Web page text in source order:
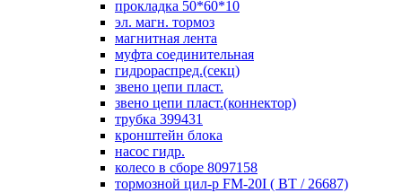
прокладка 50*60*10
эл. магн. тормоз
магнитная лента
муфта соединительная
гидрораспред.(секц)
звено цепи пласт.
звено цепи пласт.(коннектор)
трубка 399431
кронштейн блока
насос гидр.
колесо в сборе 8097158
тормозной цил-р FM-20I ( ВТ / 26687)